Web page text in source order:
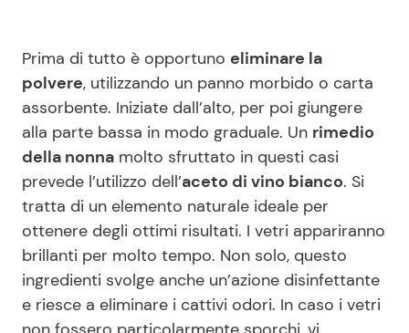
Prima di tutto è opportuno eliminare la
polvere, utilizzando un panno morbido o carta
assorbente. Iniziate dall’alto, per poi giungere
alla parte bassa in modo graduale. Un rimedio
della nonna molto sfruttato in questi casi
prevede l’utilizzo dell’aceto di vino bianco. Si
tratta di un elemento naturale ideale per
ottenere degli ottimi risultati. I vetri appariranno
brillanti per molto tempo. Non solo, questo
ingredienti svolge anche un’azione disinfettante
e riesce a eliminare i cattivi odori. In caso i vetri